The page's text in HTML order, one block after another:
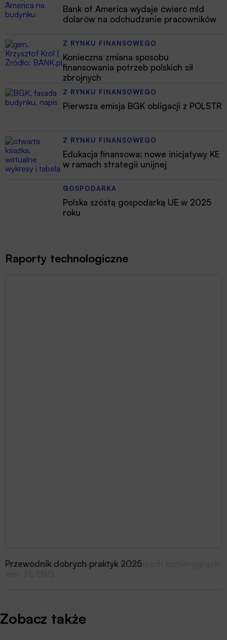
Bank of America wydaje ćwierć mld
dolarów na odchudzanie pracowników
Z RYNKU FINANSOWEGO
Konieczna zmiana sposobu
finansowania potrzeb polskich sił
zbrojnych
Z RYNKU FINANSOWEGO
Pierwsza emisja BGK obligacji z POLSTR
Z RYNKU FINANSOWEGO
Edukacja finansowa: nowe inicjatywy KE
w ramach strategii unijnej
GOSPODARKA
Polska szóstą gospodarką UE w 2025
roku
Raporty technologiczne
Przewodnik dobrych praktyk 2025
Zobacz także